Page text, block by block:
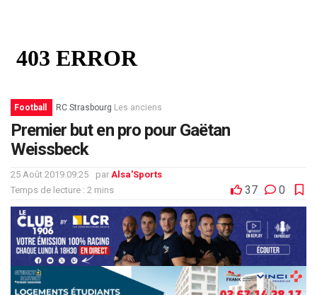
Football RC Strasbourg Les anciens
Premier but en pro pour Gaëtan
Weissbeck
25 Août 2019 09:25 par Alsa'Sports
Temps de lecture : 2 mins
37 0